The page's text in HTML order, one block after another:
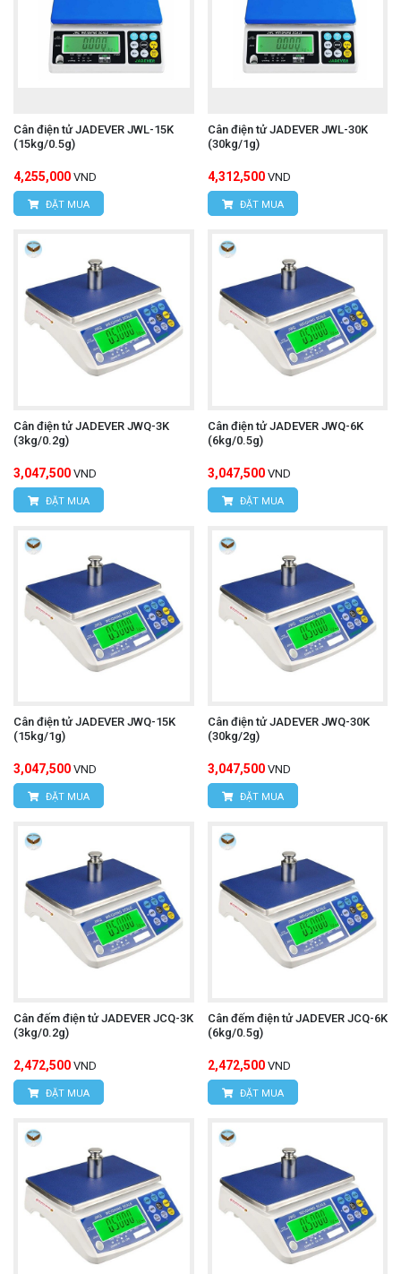
Cân điện tử JADEVER JWL-15K
(15kg/0.5g)
4,255,000 VND
ĐẶT MUA
Cân điện tử JADEVER JWL-30K
(30kg/1g)
4,312,500 VND
ĐẶT MUA
Cân điện tử JADEVER JWQ-3K
(3kg/0.2g)
3,047,500 VND
ĐẶT MUA
Cân điện tử JADEVER JWQ-6K
(6kg/0.5g)
3,047,500 VND
ĐẶT MUA
Cân điện tử JADEVER JWQ-15K
(15kg/1g)
3,047,500 VND
ĐẶT MUA
Cân điện tử JADEVER JWQ-30K
(30kg/2g)
3,047,500 VND
ĐẶT MUA
Cân đếm điện tử JADEVER JCQ-3K
(3kg/0.2g)
2,472,500 VND
ĐẶT MUA
Cân đếm điện tử JADEVER JCQ-6K
(6kg/0.5g)
2,472,500 VND
ĐẶT MUA